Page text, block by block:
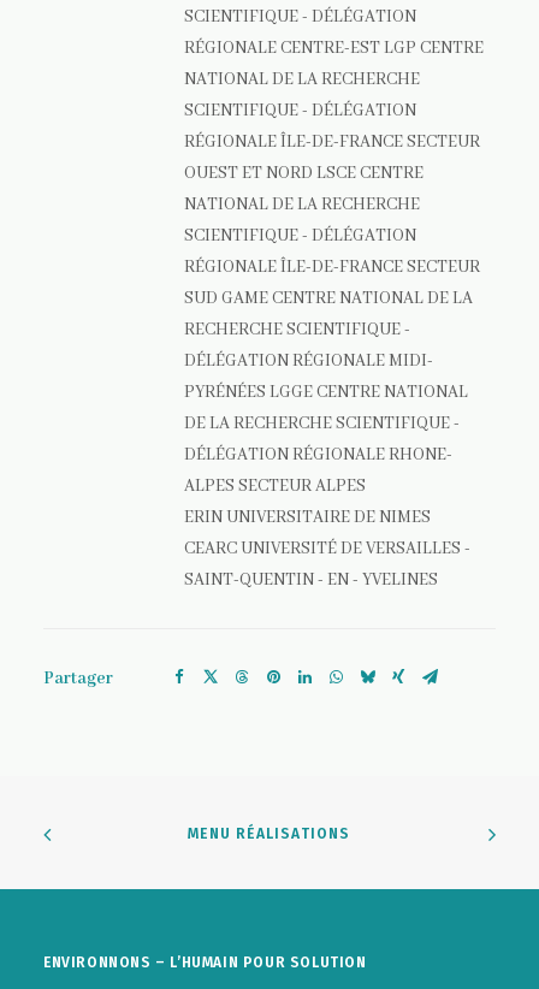
SCIENTIFIQUE - DÉLÉGATION
RÉGIONALE CENTRE-EST LGP CENTRE
NATIONAL DE LA RECHERCHE
SCIENTIFIQUE - DÉLÉGATION
RÉGIONALE ÎLE-DE-FRANCE SECTEUR
OUEST ET NORD LSCE CENTRE
NATIONAL DE LA RECHERCHE
SCIENTIFIQUE - DÉLÉGATION
RÉGIONALE ÎLE-DE-FRANCE SECTEUR
SUD GAME CENTRE NATIONAL DE LA
RECHERCHE SCIENTIFIQUE -
DÉLÉGATION RÉGIONALE MIDI-
PYRÉNÉES LGGE CENTRE NATIONAL
DE LA RECHERCHE SCIENTIFIQUE -
DÉLÉGATION RÉGIONALE RHONE-
ALPES SECTEUR ALPES
ERIN UNIVERSITAIRE DE NIMES
CEARC UNIVERSITÉ DE VERSAILLES -
SAINT-QUENTIN - EN - YVELINES
Partager
MENU RÉALISATIONS
ENVIRONNONS – L’HUMAIN POUR SOLUTION